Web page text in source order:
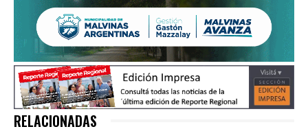
RELACIONADAS